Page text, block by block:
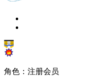
角色：注册会员